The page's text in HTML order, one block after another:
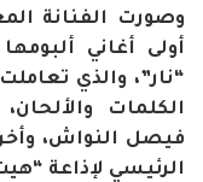
وصورت الفنانة
أولى أغاني
الكلمات
فيصل النواش،
الرئيسي لإذاعة